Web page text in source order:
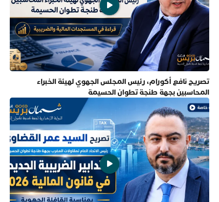
تصريح نافع أكورام، رئيس المجلس الجهوي لهيئة الخبراء
المحاسبين بجهة طنجة تطوان الحسيمة